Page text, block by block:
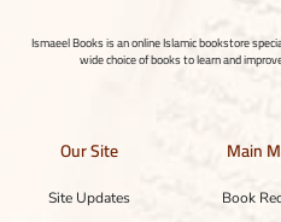
Ismaeel Books is an online Islamic bookstore
wide choice of books to learn and
Our Site
Site Updates
Main
Book